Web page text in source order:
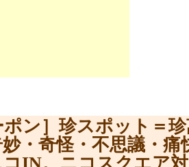
ポン］珍スポット＝
・奇怪・不思議・